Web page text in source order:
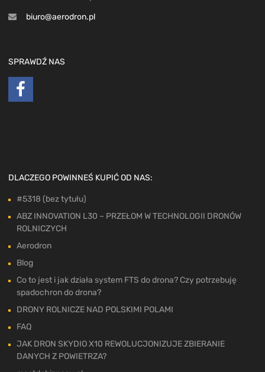
biuro@aerodron.pl
SPRAWDŹ NAS
DLACZEGO POWINNEŚ KUPIĆ OD NAS:
#5318 (bez tytułu)
ABZ INNOVATION L30 – PRZEŁOM W TECHNOLOGII DRONÓW
ROLNICZYCH
Aerodron
Blog
Co to jest i jak działa system FTS do drona? Czy potrzebuję
spadochron do drona?
DRONY ROLNICZE NAD POLSKIMI POLAMI
FAQ
JAK DRON SKYDIO X10 REWOLUCJONIZUJE ZBIERANIE
DANYCH Z POWIETRZA?